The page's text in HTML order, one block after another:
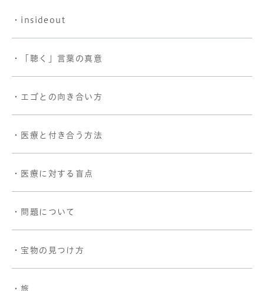
・insideout
・「聴く」言葉の真意
・エゴとの向き合い方
・医療と付き合う方法
・医療に対する盲点
・問題について
・宝物の見つけ方
・旅